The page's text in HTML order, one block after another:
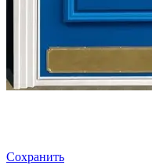
Сохранить